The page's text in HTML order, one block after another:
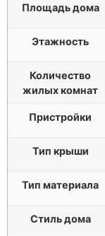
Площадь дома
Этажность
Количество
жилых комнат
Пристройки
Тип крыши
Тип материала
Стиль дома